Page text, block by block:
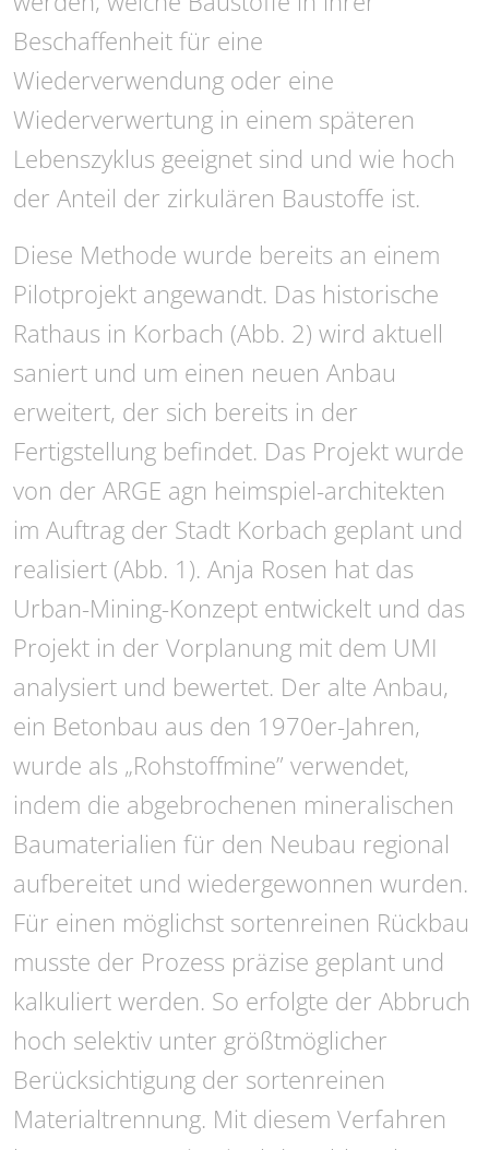
Beschaffenheit für eine
Wiederverwendung oder eine
Wiederverwertung in einem späteren
Lebenszyklus geeignet sind und wie hoch
der Anteil der zirkulären Baustoffe ist.
Diese Methode wurde bereits an einem
Pilotprojekt angewandt. Das historische
Rathaus in Korbach (Abb. 2) wird aktuell
saniert und um einen neuen Anbau
erweitert, der sich bereits in der
Fertigstellung befindet. Das Projekt wurde
von der ARGE agn heimspiel-architekten
im Auftrag der Stadt Korbach geplant und
realisiert (Abb. 1). Anja Rosen hat das
Urban-Mining-Konzept entwickelt und das
Projekt in der Vorplanung mit dem UMI
analysiert und bewertet. Der alte Anbau,
ein Betonbau aus den 1970er-Jahren,
wurde als „Rohstoffmine” verwendet,
indem die abgebrochenen mineralischen
Baumaterialien für den Neubau regional
aufbereitet und wiedergewonnen wurden.
Für einen möglichst sortenreinen Rückbau
musste der Prozess präzise geplant und
kalkuliert werden. So erfolgte der Abbruch
hoch selektiv unter größtmöglicher
Berücksichtigung der sortenreinen
Materialtrennung. Mit diesem Verfahren